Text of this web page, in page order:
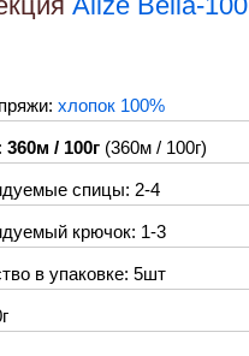
хлопок 100%
360м / 100г (360м / 100г)
спицы: 2-4
крючок: 1-3
в упаковке: 5шт